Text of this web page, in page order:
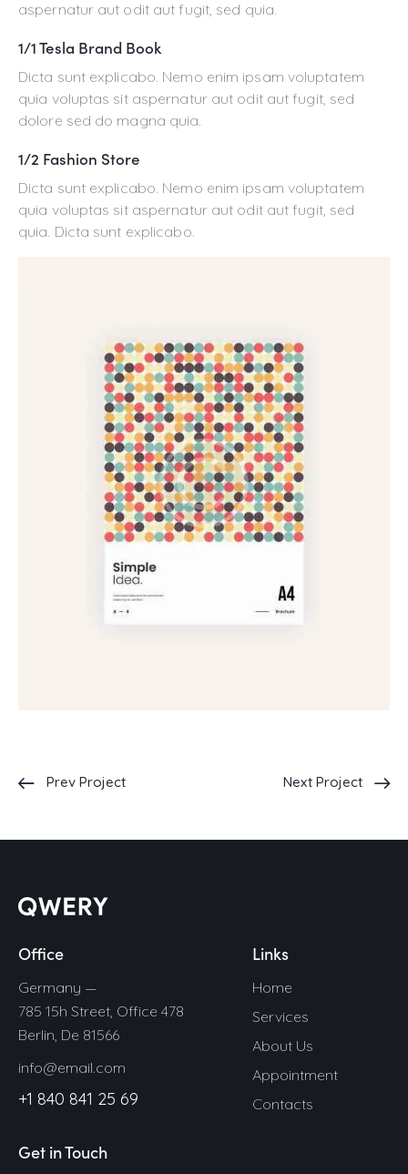
aspernatur aut odit aut fugit, sed quia.
1/1 Tesla Brand Book
Dicta sunt explicabo. Nemo enim ipsam voluptatem
quia voluptas sit aspernatur aut odit aut fugit, sed
dolore sed do magna quia.
1/2 Fashion Store
Dicta sunt explicabo. Nemo enim ipsam voluptatem
quia voluptas sit aspernatur aut odit aut fugit, sed
quia. Dicta sunt explicabo.
Prev Project Next Project
Office
Germany —
785 15h Street, Office 478
Berlin, De 81566
info@email.com
+1 840 841 25 69
Links
Home
Services
About Us
Appointment
Contacts
Get in Touch